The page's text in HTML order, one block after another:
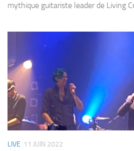
mythique guitariste leader de Living
LIVE 11 JUIN 2022